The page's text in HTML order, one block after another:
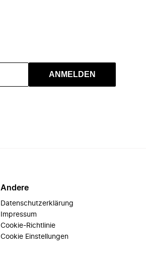
ANMELDEN
Andere
Datenschutzerklärung
Impressum
Cookie-Richtlinie
Cookie Einstellungen